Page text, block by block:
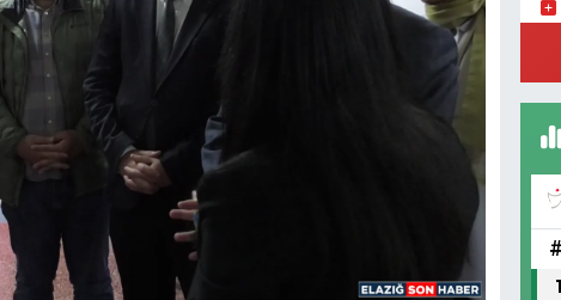
#
1